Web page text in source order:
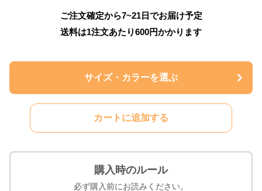
ご注文確定から7~21日でお届け予定
送料は1注文あたり600円かかります
サイズ・カラーを選ぶ
カートに追加する
購入時のルール
必ず購入前にお読みください。